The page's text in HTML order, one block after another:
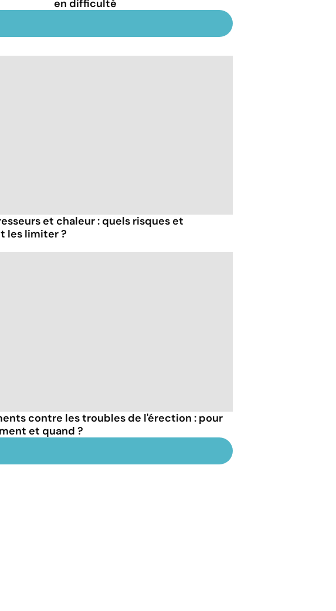
en difficulté
et chaleur : quels risques et
les limiter ?
contre les troubles de l'érection : pour
et quand ?